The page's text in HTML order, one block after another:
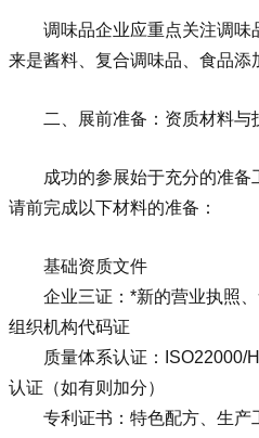
调味品企业应重点关注调
来是酱料、复合调味品、食品添
二、展前准备：资质材料与
成功的参展始于充分的准
请前完成以下材料的准备：
基础资质文件
企业三证：*新的营业执照
组织机构代码证
质量体系认证：ISO22000/
认证（如有则加分）
专利证书：特色配方、生产